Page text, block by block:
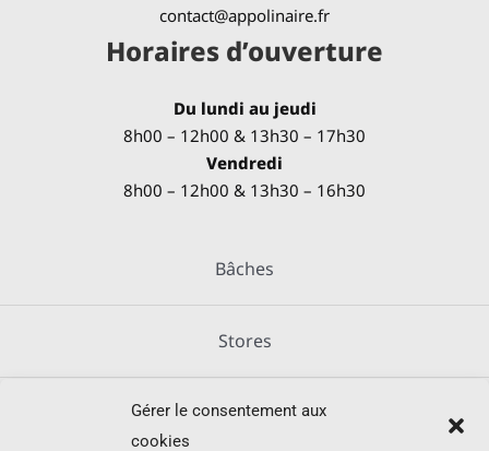
Gérer le consentement aux
cookies
contact@appolinaire.fr
Horaires d’ouverture
Du lundi au jeudi
8h00 – 12h00 & 13h30 – 17h30
Vendredi
8h00 – 12h00 & 13h30 – 16h30
Bâches
Stores
Métallerie